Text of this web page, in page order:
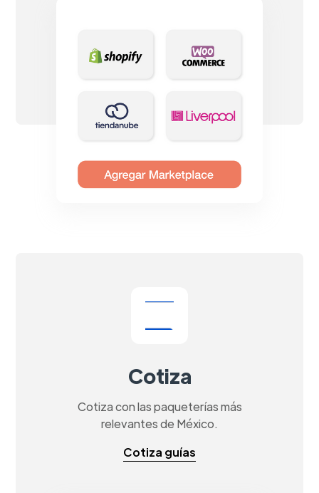
Cotiza
Cotiza con las paqueterías más
relevantes de México.
Cotiza guías